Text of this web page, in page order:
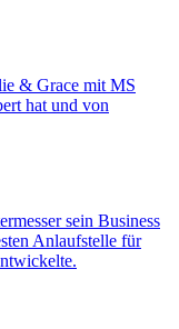
& Grace mit MS
hat und von
sein Business
Anlaufstelle für